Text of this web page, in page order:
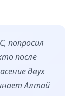
попросил
после
двух
Алтай